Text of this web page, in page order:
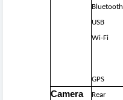
Bluetooth
USB
Wi-Fi
GPS
Camera Rear